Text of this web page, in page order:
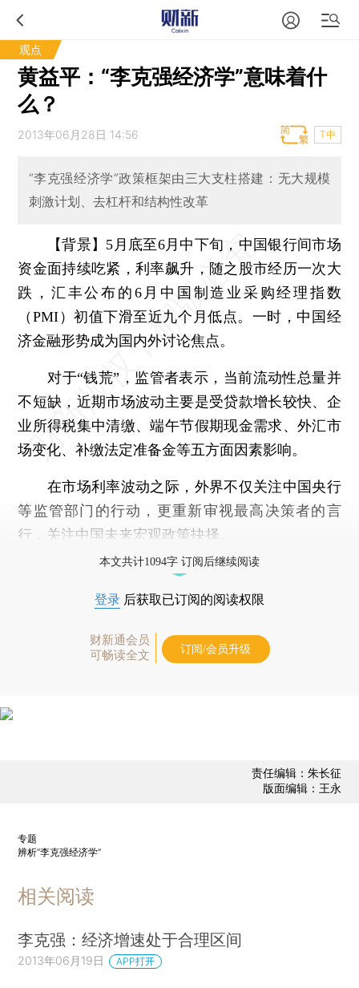
观点
黄益平：“李克强经济学”意味着什
么？
2013年06月28日 14:56 T中
“李克强经济学”政策框架由三大支柱搭建：无大规模
刺激计划、去杠杆和结构性改革
【背景】5月底至6月中下旬，中国银行间市场
资金面持续吃紧，利率飙升，随之股市经历一次大
跌，汇丰公布的6月中国制造业采购经理指数
（PMI）初值下滑至近九个月低点。一时，中国经
济金融形势成为国内外讨论焦点。
对于“钱荒”，监管者表示，当前流动性总量并
不短缺，近期市场波动主要是受贷款增长较快、企
业所得税集中清缴、端午节假期现金需求、外汇市
场变化、补缴法定准备金等五方面因素影响。
在市场利率波动之际，外界不仅关注中国央行
等监管部门的行动，更重新审视最高决策者的言
行，关注中国未来宏观政策抉择。
本文共计1094字 订阅后继续阅读
登录 后获取已订阅的阅读权限
财新通会员
可畅读全文
订阅/会员升级
责任编辑：朱长征
版面编辑：王永
专题
辨析“李克强经济学”
相关阅读
李克强：经济增速处于合理区间
2013年06月19日 APP打开